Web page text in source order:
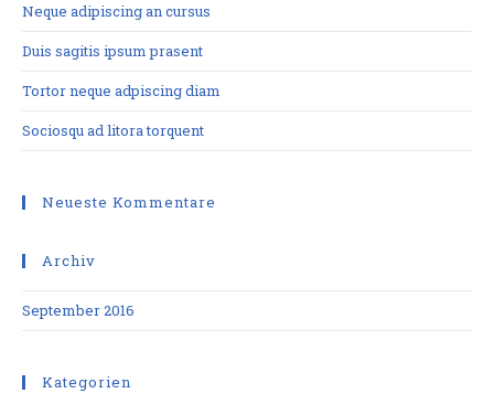
Neque adipiscing an cursus
Duis sagitis ipsum prasent
Tortor neque adpiscing diam
Sociosqu ad litora torquent
Neueste Kommentare
Archiv
September 2016
Kategorien